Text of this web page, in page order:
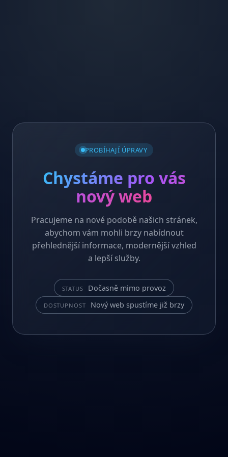
PROBÍHAJÍ ÚPRAVY
Chystáme pro vás
nový web
Pracujeme na nové podobě našich stránek,
abychom vám mohli brzy nabídnout
přehlednější informace, modernější vzhled
a lepší služby.
STATUS Dočasně mimo provoz
DOSTUPNOST Nový web spustíme již brzy